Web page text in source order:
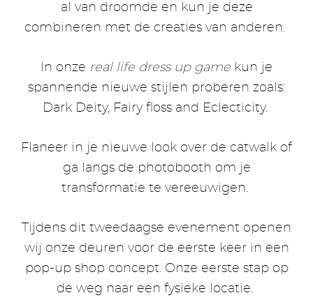
al van droomde en kun je deze
combineren met de creaties van anderen.
In onze real life dress up game kun je
spannende nieuwe stijlen proberen zoals:
Dark Deity, Fairy floss and Eclecticity.
Flaneer in je nieuwe look over de catwalk of
ga langs de photobooth om je
transformatie te vereeuwigen.
Tijdens dit tweedaagse evenement openen
wij onze deuren voor de eerste keer in een
pop-up shop concept. Onze eerste stap op
de weg naar een fysieke locatie.